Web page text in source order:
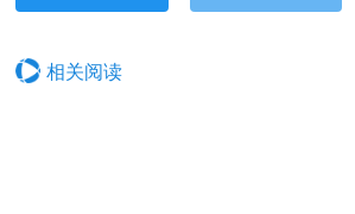
相关阅读